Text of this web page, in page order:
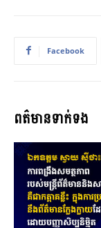
Facebook
ពត៌មានទាក់ទង